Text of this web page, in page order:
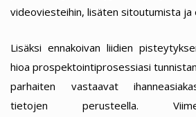
videoviesteihin, lisäten sitoutumista ja
Lisäksi ennakoivan liidien
hioa prospektointiprosessiasi
parhaiten vastaavat
tietojen perusteella.